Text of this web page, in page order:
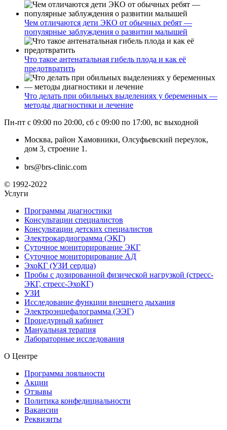
Чем отличаются дети ЭКО от обычных ребят —
популярные заблуждения о развитии малышей
Что такое антенатальная гибель плода и как её
предотвратить
Что делать при обильных выделениях у беременных —
методы диагностики и лечение
Пн-пт с 09:00 по 20:00, сб с 09:00 по 17:00, вс выходной
Москва, район Хамовники, Олсуфьевский переулок,
дом 3, строение 1.
brs@brs-clinic.com
© 1992-2022
Услуги
Программы диагностики
Консультации специалистов
Консультации детских специалистов
Электрокардиограмма (ЭКГ)
Суточное мониторирование ЭКГ
Суточное мониторирование АД
ЭхоКГ (УЗИ сердца)
Пробы с дозированной физической нагрузкой (стресс-
ЭКГ, стресс-ЭхоКГ)
УЗИ
Исследование функции внешнего дыхания
Электроэнцефалограмма (ЭЭГ)
Процедурный кабинет
Мануальная терапия
Лабораторные исследования
О Центре
Программа лояльности
Акции
Отзывы
Политика конфедициальности
Вакансии
Реквизиты